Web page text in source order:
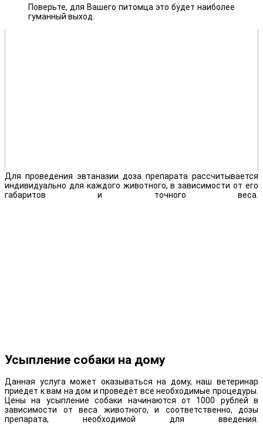
Поверьте, для Вашего питомца это будет наиболее
гуманный выход.
Для проведения эвтаназии доза препарата рассчитывается
индивидуально для каждого животного, в зависимости от его
габаритов и точного веса.
Усыпление собаки на дому
Данная услуга может оказываться на дому, наш ветеринар
приедет к вам на дом и проведёт все необходимые процедуры.
Цены на усыпление собаки начинаются от 1000 рублей в
зависимости от веса животного, и соответственно, дозы
препарата, необходимой для введения.